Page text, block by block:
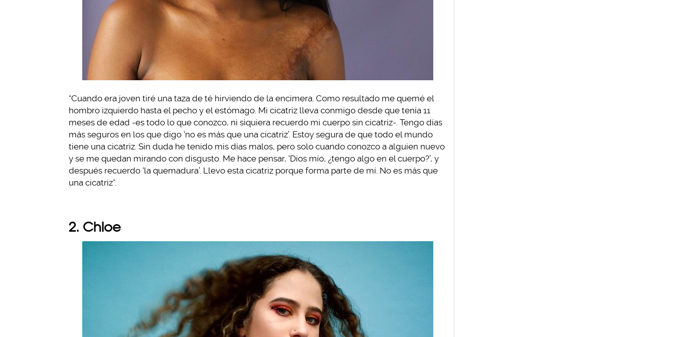
“Cuando era joven tiré una taza de té hirviendo de la encimera. Como resultado me quemé el
hombro izquierdo hasta el pecho y el estómago. Mi cicatriz lleva conmigo desde que tenía 11
meses de edad -es todo lo que conozco, ni siquiera recuerdo mi cuerpo sin cicatriz-. Tengo días
más seguros en los que digo ‘no es más que una cicatriz’. Estoy segura de que todo el mundo
tiene una cicatriz. Sin duda he tenido mis días malos, pero solo cuando conozco a alguien nuevo
y se me quedan mirando con disgusto. Me hace pensar, ‘Dios mío, ¿tengo algo en el cuerpo?’, y
después recuerdo ‘la quemadura’. Llevo esta cicatriz porque forma parte de mí. No es más que
una cicatriz”.
2. Chloe